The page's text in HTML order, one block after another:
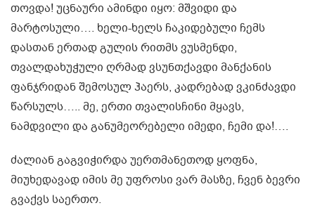
თოვდა! უცნაური ამინდი იყო: მშვიდი და
მარტოსული…. ხელი-ხელს ჩაკიდებული ჩემს
დასთან ერთად გულის რითმს ვუსმენდი,
თვალდახუჭული ღრმად ვსუნთქავდი მანქანის
ფანჯრიდან შემოსულ ჰაერს, კადრებად ვკინძავდი
წარსულს….. მე, ერთი თვალისჩინი მყავს,
ნამდვილი და განუმეორებელი იმედი, ჩემი და!….
ძალიან გაგვიჭირდა უერთმანეთოდ ყოფნა,
მიუხედავად იმის მე უფროსი ვარ მასზე, ჩვენ ბევრი
გვაქვს საერთო.